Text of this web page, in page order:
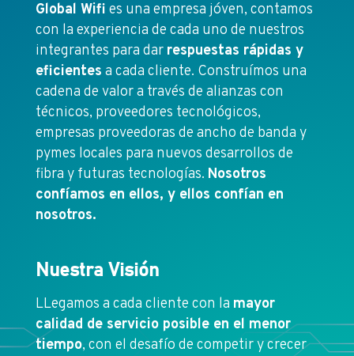
Global Wifi es una empresa jóven, contamos
con la experiencia de cada uno de nuestros
integrantes para dar respuestas rápidas y
eficientes a cada cliente. Construímos una
cadena de valor a través de alianzas con
técnicos, proveedores tecnológicos,
empresas proveedoras de ancho de banda y
pymes locales para nuevos desarrollos de
fibra y futuras tecnologías. Nosotros
confíamos en ellos, y ellos confían en
nosotros.
Nuestra Visión
LLegamos a cada cliente con la mayor
calidad de servicio posible en el menor
tiempo, con el desafío de competir y crecer